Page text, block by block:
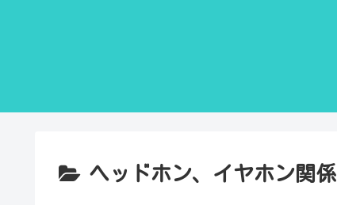
ヘッドホン、イヤホン関係